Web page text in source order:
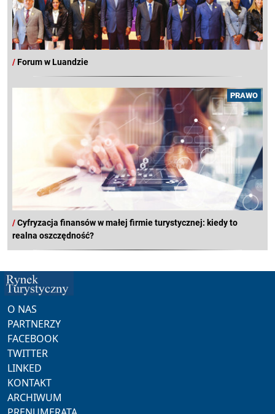
/Forum w Luandzie
PRAWO
/Cyfryzacja finansów w małej firmie turystycznej: kiedy to
realna oszczędność?
O NAS
PARTNERZY
FACEBOOK
TWITTER
LINKED
KONTAKT
ARCHIWUM